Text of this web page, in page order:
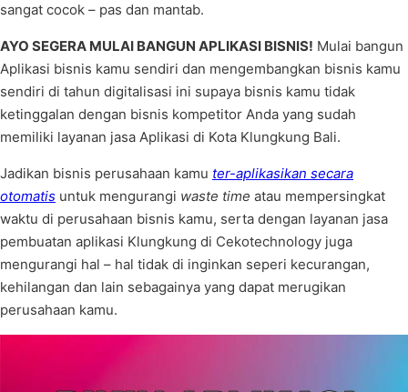
sangat cocok – pas dan mantab.
AYO SEGERA MULAI BANGUN APLIKASI BISNIS! Mulai bangun
Aplikasi bisnis kamu sendiri dan mengembangkan bisnis kamu
sendiri di tahun digitalisasi ini supaya bisnis kamu tidak
ketinggalan dengan bisnis kompetitor Anda yang sudah
memiliki layanan jasa Aplikasi di Kota Klungkung Bali.
Jadikan bisnis perusahaan kamu ter-aplikasikan secara
otomatis untuk mengurangi waste time atau mempersingkat
waktu di perusahaan bisnis kamu, serta dengan layanan jasa
pembuatan aplikasi Klungkung di Cekotechnology juga
mengurangi hal – hal tidak di inginkan seperi kecurangan,
kehilangan dan lain sebagainya yang dapat merugikan
perusahaan kamu.